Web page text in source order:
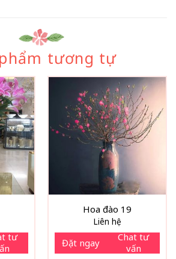
tương tự
tư
Hoa đào 19
Liên hệ
Đặt ngay
Chat tư
vấn